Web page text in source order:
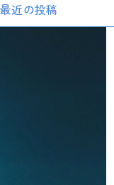
最近の投稿